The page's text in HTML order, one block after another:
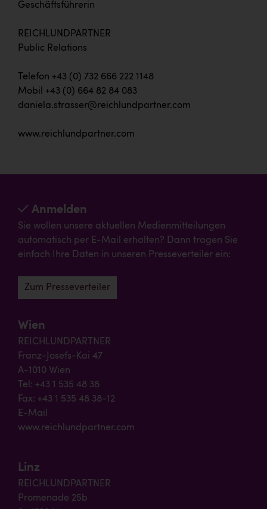
Geschäftsführerin
REICHLUNDPARTNER
Public Relations
Telefon +43 (0) 732 666 222 1148
Mobil +43 (0) 664 82 84 083
daniela.strasser@reichlundpartner.com
www.reichlundpartner.com
Anmelden
Sie wollen unsere aktuellen Medienmitteilungen
automatisch per E-Mail erhalten? Dann tragen Sie
einfach Ihre Daten in unseren Presseverteiler ein:
Zum Presseverteiler
Wien
REICHLUNDPARTNER
Franz-Josefs-Kai 47
A-1010 Wien
Tel: +43 1 535 48 38
Fax: +43 1 535 48 38-12
E-Mail
www.reichlundpartner.com
Linz
REICHLUNDPARTNER
Promenade 25b